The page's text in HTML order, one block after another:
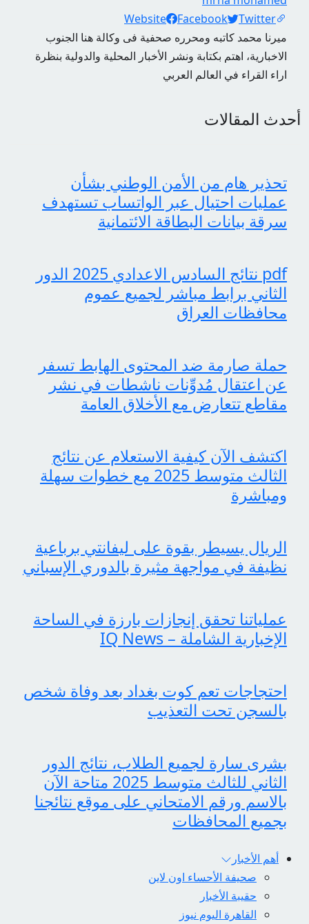
Social Links
Website Facebook
Twitter
ميرنا محمد كاتبه ومحرره صحفية فى وكالة هنا الجنوب
الاخبارية، اهتم بكتابة ونشر الأخبار المحلية والدولية بنظرة
اراء القراء في العالم العربي
أحدث المقالات
تحذير هام من الأمن الوطني بشأن
عمليات احتيال عبر الواتساب تستهدف
سرقة بيانات البطاقة الائتمانية
pdf نتائج السادس الاعدادي 2025 الدور
الثاني برابط مباشر لجميع عموم
محافظات العراق
حملة صارمة ضد المحتوى الهابط تسفر
عن اعتقال مُدوِّنات ناشطات في نشر
مقاطع تتعارض مع الأخلاق العامة
اكتشف الآن كيفية الاستعلام عن نتائج
الثالث متوسط 2025 مع خطوات سهلة
ومباشرة
الريال يسيطر بقوة على ليفانتي برباعية
نظيفة في مواجهة مثيرة بالدوري الإسباني
عملياتنا تحقق إنجازات بارزة في الساحة
الإخبارية الشاملة – IQ News
احتجاجات تعم كوت بغداد بعد وفاة شخص
بالسجن تحت التعذيب
بشرى سارة لجميع الطلاب، نتائج الدور
الثاني للثالث متوسط 2025 متاحة الآن
بالاسم ورقم الامتحاني على موقع نتائجنا
بجميع المحافظات
أهم الأخبار
صحيفة الأحساء اون لاين
حقيبة الأخبار
القاهرة اليوم نيوز